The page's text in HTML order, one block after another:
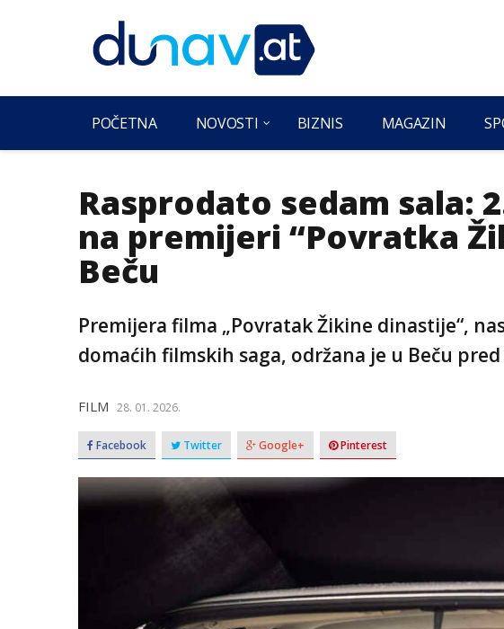
POČETNA NOVOSTI BIZNIS MAGAZIN
Rasprodato sedam sala:
na premijeri “Povratka
Beču
Premijera filma „Povratak Žikine dinastije“,
domaćih filmskih saga, održana je u Beču pred
FILM 28. 01. 2026.
Facebook Twitter Google+ Pinterest